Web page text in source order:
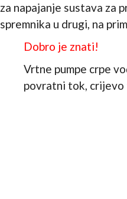
za napajanje sustava za
spremnika u drugi, na
Dobro je znati!
Vrtne pumpe crpe
povratni tok,